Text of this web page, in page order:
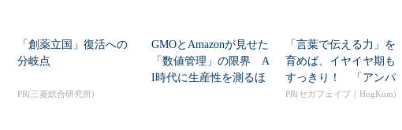
「創薬立国」復活への
分岐点
PR(三菱総合研究所)
GMOとAmazonが見せた
「数値管理」の限界 A
I時代に生産性を測るほ
「言葉で伝える力」を
育めば、イヤイヤ期も
すっきり！ 「アンパ
ンマン ことばずかん...
PR(セガフェイブ｜HugKum)